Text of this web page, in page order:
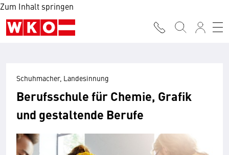
Zum Inhalt springen
Schuhmacher, Landesinnung
Berufsschule für Chemie, Grafik
und gestaltende Berufe